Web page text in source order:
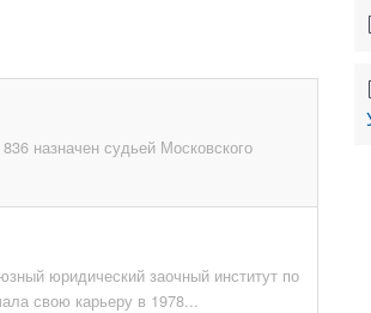
назначен судьей Московского
юридический заочный институт по
свою карьеру в 1978...